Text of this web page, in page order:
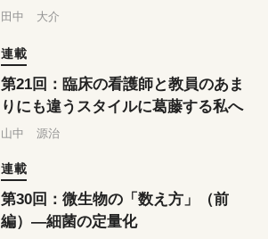
田中 大介
連載
第21回：臨床の看護師と教員のあま
りにも違うスタイルに葛藤する私へ
山中 源治
連載
第30回：微生物の「数え方」（前
編）―細菌の定量化